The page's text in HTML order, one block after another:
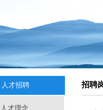
招聘
人才理念
人才招聘